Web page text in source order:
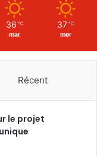
36 ℃
mar
37 ℃
mer
Récent
le projet